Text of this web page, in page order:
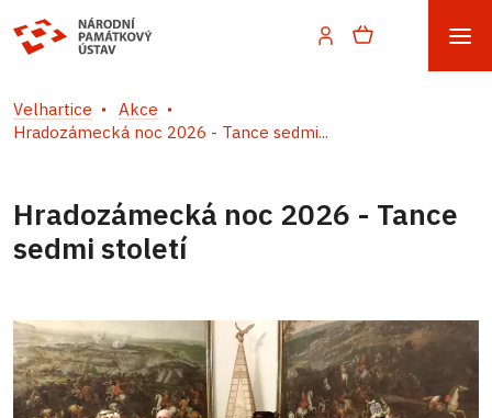
Velhartice
Akce
Hradozámecká noc 2026 - Tance sedmi...
Hradozámecká noc 2026 - Tance
sedmi století